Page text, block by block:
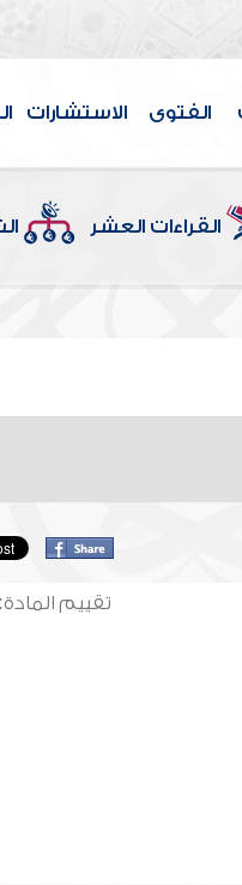
الفتوى الاستشارات
القراءات العشر
تقييم